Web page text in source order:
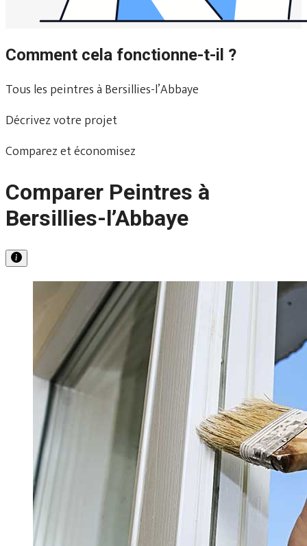
Comment cela fonctionne-t-il ?
Tous les peintres à Bersillies-l’Abbaye
Décrivez votre projet
Comparez et économisez
Comparer Peintres à
Bersillies-l’Abbaye